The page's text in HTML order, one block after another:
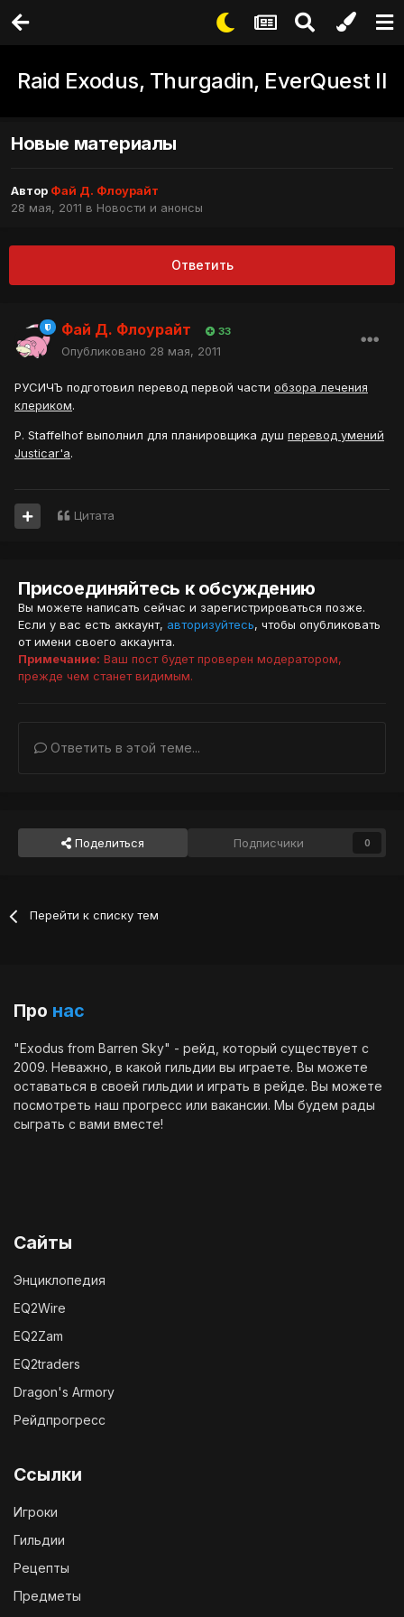
Raid Exodus, Thurgadin, EverQuest II
Новые материалы
Автор Фай Д. Флоурайт
28 мая, 2011 в Новости и анонсы
Ответить
Фай Д. Флоурайт 33
Опубликовано 28 мая, 2011
РУСИЧЪ подготовил перевод первой части обзора лечения
клериком.
P. Staffelhof выполнил для планировщика душ перевод умений
Justicar'a.
Цитата
Присоединяйтесь к обсуждению
Вы можете написать сейчас и зарегистрироваться позже.
Если у вас есть аккаунт, авторизуйтесь, чтобы опубликовать
от имени своего аккаунта.
Примечание: Ваш пост будет проверен модератором,
прежде чем станет видимым.
Ответить в этой теме...
Поделиться Подписчики 0
Перейти к списку тем
Про нас
"Exodus from Barren Sky" - рейд, который существует с
2009. Неважно, в какой гильдии вы играете. Вы можете
оставаться в своей гильдии и играть в рейде. Вы можете
посмотреть наш прогресс или вакансии. Мы будем рады
сыграть с вами вместе!
Сайты
Энциклопедия
EQ2Wire
EQ2Zam
EQ2traders
Dragon's Armory
Рейдпрогресс
Ссылки
Игроки
Гильдии
Рецепты
Предметы